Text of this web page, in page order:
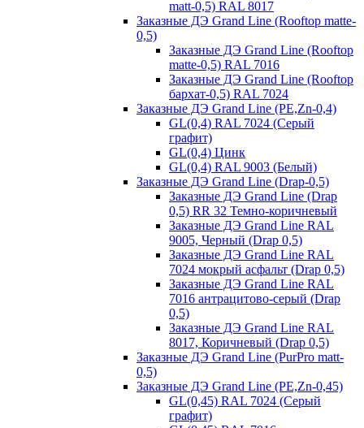
matt-0,5) RAL 8017
Заказные ДЭ Grand Line (Rooftop matte-
0,5)
Заказные ДЭ Grand Line (Rooftop
matte-0,5) RAL 7016
Заказные ДЭ Grand Line (Rooftop
бархат-0,5) RAL 7024
Заказные ДЭ Grand Line (PE,Zn-0,4)
GL(0,4) RAL 7024 (Серый
графит)
GL(0,4) Цинк
GL(0,4) RAL 9003 (Белый)
Заказные ДЭ Grand Line (Drap-0,5)
Заказные ДЭ Grand Line (Drap
0,5) RR 32 Темно-коричневый
Заказные ДЭ Grand Line RAL
9005, Черный (Drap 0,5)
Заказные ДЭ Grand Line RAL
7024 мокрый асфальт (Drap 0,5)
Заказные ДЭ Grand Line RAL
7016 антрацитово-серый (Drap
0,5)
Заказные ДЭ Grand Line RAL
8017, Коричневый (Drap 0,5)
Заказные ДЭ Grand Line (PurPro matt-
0,5)
Заказные ДЭ Grand Line (PE,Zn-0,45)
GL(0,45) RAL 7024 (Серый
графит)